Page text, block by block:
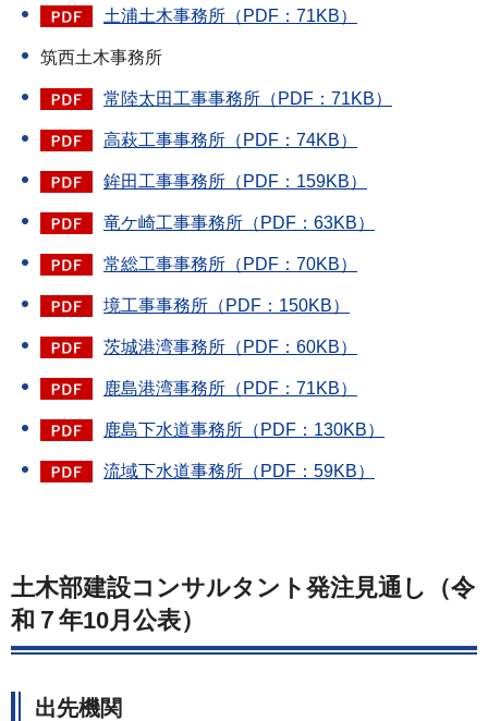
土浦土木事務所（PDF：71KB）
筑西土木事務所
常陸太田工事事務所（PDF：71KB）
高萩工事事務所（PDF：74KB）
鉾田工事事務所（PDF：159KB）
竜ケ崎工事事務所（PDF：63KB）
常総工事事務所（PDF：70KB）
境工事事務所（PDF：150KB）
茨城港湾事務所（PDF：60KB）
鹿島港湾事務所（PDF：71KB）
鹿島下水道事務所（PDF：130KB）
流域下水道事務所（PDF：59KB）
土木部建設コンサルタント発注見通し（令
和７年10月公表）
出先機関